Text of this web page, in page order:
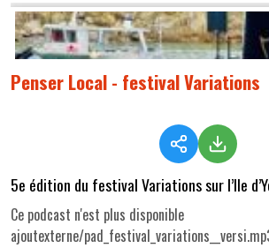
Penser Local - festival Variations
5e édition du festival Variations sur l’Ile
Ce podcast n'est plus disponible
ajoutexterne/